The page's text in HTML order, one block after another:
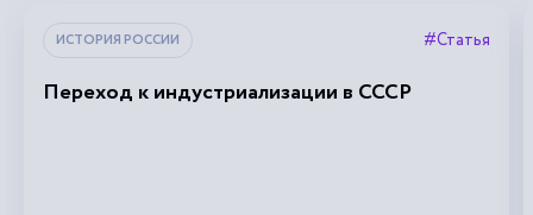
ИСТОРИЯ РОССИИ #Статья
Переход к индустриализации в СССР